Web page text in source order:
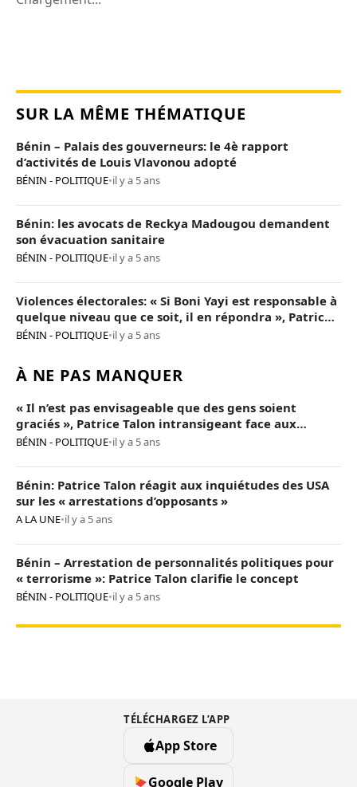
SUR LA MÊME THÉMATIQUE
Bénin – Palais des gouverneurs: le 4è rapport
d’activités de Louis Vlavonou adopté
BÉNIN - POLITIQUE•il y a 5 ans
Bénin: les avocats de Reckya Madougou demandent
son évacuation sanitaire
BÉNIN - POLITIQUE•il y a 5 ans
Violences électorales: « Si Boni Yayi est responsable à
quelque niveau que ce soit, il en répondra », Patrice
Talon
BÉNIN - POLITIQUE•il y a 5 ans
À NE PAS MANQUER
« Il n’est pas envisageable que des gens soient
graciés », Patrice Talon intransigeant face aux
« opposants terroristes »
BÉNIN - POLITIQUE•il y a 5 ans
Bénin: Patrice Talon réagit aux inquiétudes des USA
sur les « arrestations d’opposants »
A LA UNE•il y a 5 ans
Bénin – Arrestation de personnalités politiques pour
« terrorisme »: Patrice Talon clarifie le concept
BÉNIN - POLITIQUE•il y a 5 ans
TÉLÉCHARGEZ L’APP
App Store
Google Play